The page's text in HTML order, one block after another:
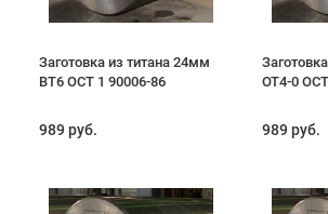
Заготовка из титана 24мм
ВТ6 ОСТ 1 90006-86
989 руб.
ОТ4-0
989 руб.